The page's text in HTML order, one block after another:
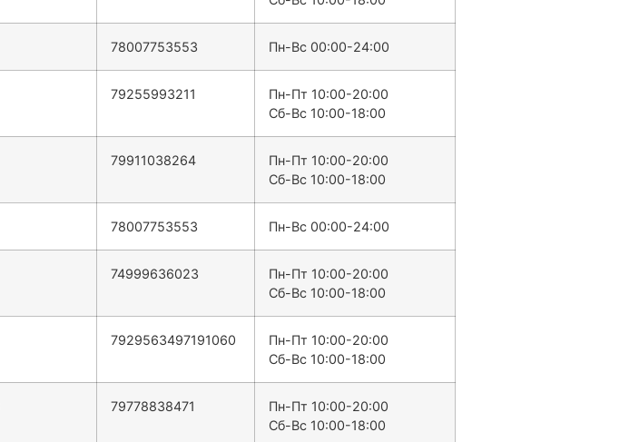
78007753553 Пн-Вс 00:00-24:00
79255993211
Пн-Пт 10:00-20:00
Сб-Вс 10:00-18:00
79911038264
Пн-Пт 10:00-20:00
Сб-Вс 10:00-18:00
78007753553 Пн-Вс 00:00-24:00
74999636023
Пн-Пт 10:00-20:00
Сб-Вс 10:00-18:00
7929563497191060
Пн-Пт 10:00-20:00
Сб-Вс 10:00-18:00
79778838471
Пн-Пт 10:00-20:00
Сб-Вс 10:00-18:00